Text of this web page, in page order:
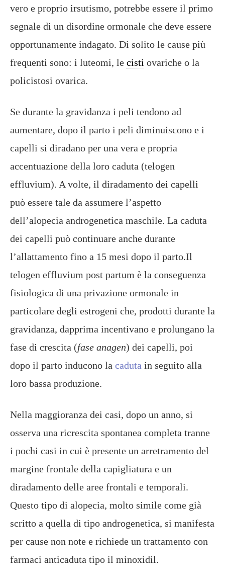
vero e proprio irsutismo, potrebbe essere il primo
segnale di un disordine ormonale che deve essere
opportunamente indagato. Di solito le cause più
frequenti sono: i luteomi, le cisti ovariche o la
policistosi ovarica.
Se durante la gravidanza i peli tendono ad
aumentare, dopo il parto i peli diminuiscono e i
capelli si diradano per una vera e propria
accentuazione della loro caduta (telogen
effluvium). A volte, il diradamento dei capelli
può essere tale da assumere l’aspetto
dell’alopecia androgenetica maschile. La caduta
dei capelli può continuare anche durante
l’allattamento fino a 15 mesi dopo il parto.Il
telogen effluvium post partum è la conseguenza
fisiologica di una privazione ormonale in
particolare degli estrogeni che, prodotti durante la
gravidanza, dapprima incentivano e prolungano la
fase di crescita (fase anagen) dei capelli, poi
dopo il parto inducono la caduta in seguito alla
loro bassa produzione.
Nella maggioranza dei casi, dopo un anno, si
osserva una ricrescita spontanea completa tranne
i pochi casi in cui è presente un arretramento del
margine frontale della capigliatura e un
diradamento delle aree frontali e temporali.
Questo tipo di alopecia, molto simile come già
scritto a quella di tipo androgenetica, si manifesta
per cause non note e richiede un trattamento con
farmaci anticaduta tipo il minoxidil.